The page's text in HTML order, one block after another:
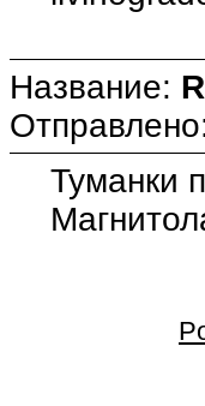
Название:
Туманки